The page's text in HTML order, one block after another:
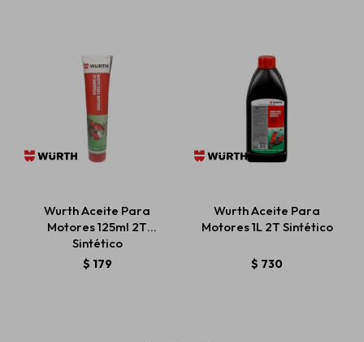
Wurth Aceite Para
Motores 125ml 2T
Sintético
$ 179
Wurth Aceite Para
Motores 1L 2T Sintético
$ 730